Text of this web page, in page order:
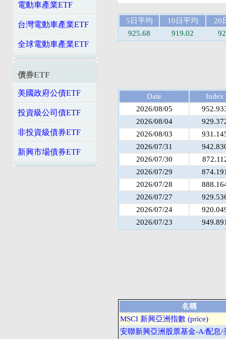
電動車產業ETF
台灣電動車產業ETF
全球電動車產業ETF
債券ETF
美國政府公債ETF
投資級公司債ETF
非投資級債券ETF
新興市場債券ETF
5日平均 10日平均
20
925.68
919.02
Date
Index
2026/08/05
2026/08/04
2026/08/03
2026/07/31
2026/07/30
2026/07/29
2026/07/28
2026/07/27
2026/07/24
2026/07/23
名稱
MSCI 新興亞洲指數 (price)
安聯新興亞洲股票基金-A/配息/